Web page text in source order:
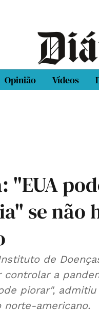
Opinião Vídeos
"EUA
se não
de
controlar a
piorar",
norte-americano.